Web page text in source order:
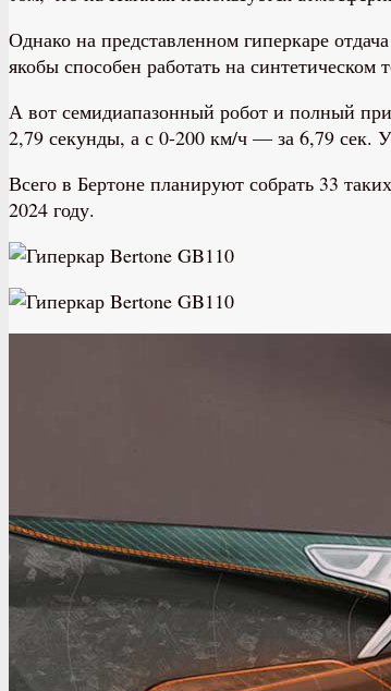
Однако на представленном гиперкаре
якобы способен работать на
А вот семидиапазонный робот и полный
2,79 секунды, а с 0-200 км/ч — за 6,79 сек.
Всего в Бертоне планируют собрать 33
2024 году.